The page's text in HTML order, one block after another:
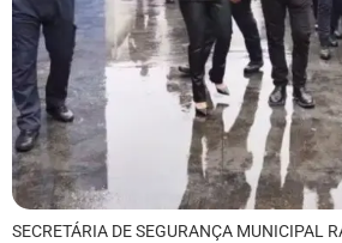
SECRETÁRIA DE SEGURANÇA MUNICIPAL